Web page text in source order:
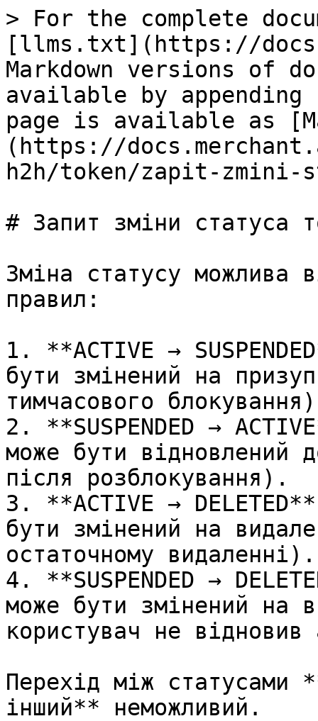
> For the complete
[llms.txt](https://
Markdown versions of
available by
page is available as
(https://
h2h/token/zapit-zmini-
# Запит зміни статуса
Зміна статусу можлива
правил:
1. **ACTIVE →
бути змінений на
тимчасового
2. **SUSPENDED →
може бути відновлений
після розблокування).
3. **ACTIVE →
бути змінений на
остаточному видаленні).
4. **SUSPENDED →
може бути змінений на
користувач не
Перехід між статусами
інший** неможливий.